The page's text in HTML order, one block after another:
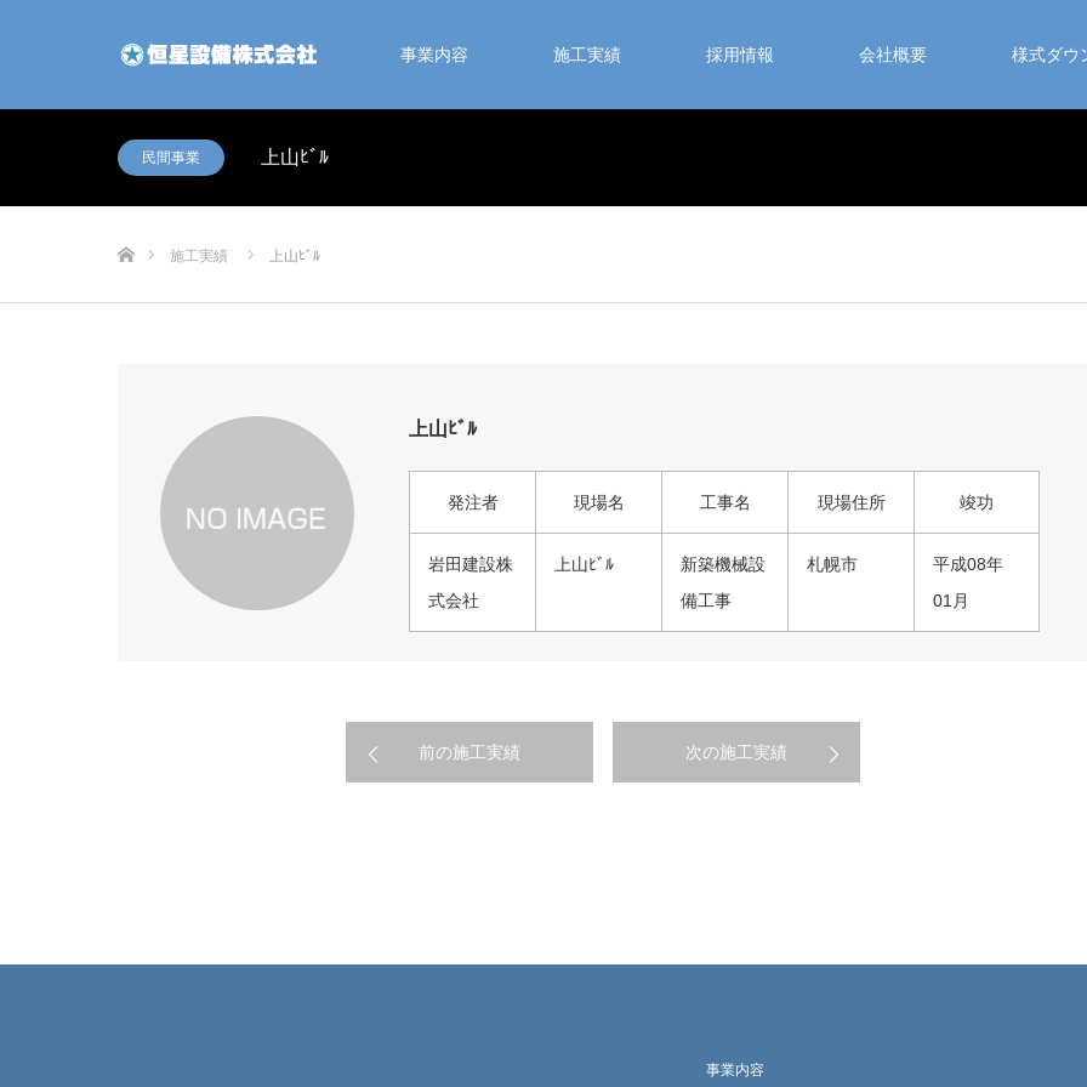
事業内容 施工実績 採用情報 会社概要 様式ダウ
民間事業 上山ﾋﾞﾙ
施工実績 上山ﾋﾞﾙ
上山ﾋﾞﾙ
発注者 現場名 工事名 現場住所 竣功
岩田建設株
式会社
上山ﾋﾞﾙ
新築機械設
備工事
札幌市
平成08年
01月
前の施工実績 次の施工実績
事業内容